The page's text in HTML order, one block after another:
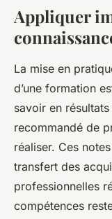
Appliquer
La mise en
d’une formation
savoir en
recommandé de
réaliser. Ces
transfert des
professionnelles
compétences